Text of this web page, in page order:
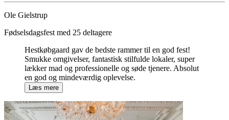
Ole Gielstrup
Fødselsdagsfest med 25 deltagere
Hestkøbgaard gav de bedste rammer til en god fest!
Smukke omgivelser, fantastisk stilfulde lokaler, super
lækker mad og professionelle og søde tjenere. Absolut
en god og mindeværdig oplevelse.
Læs mere